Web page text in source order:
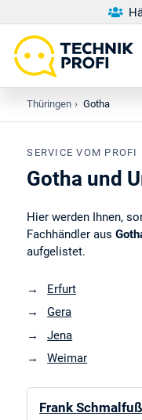
Thüringen › Gotha
SERVICE VOM PROFI
Gotha und
Hier werden Ihnen,
Fachhändler aus
aufgelistet.
Erfurt
Gera
Jena
Weimar
Frank Schmalfuß